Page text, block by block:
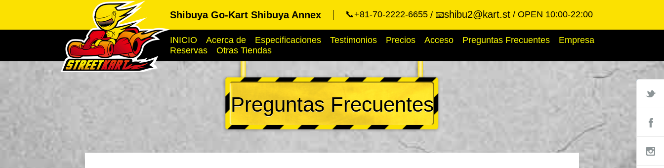
Shibuya Go-Kart Shibuya Annex 📞+81-70-2222-6655 📧shibu2@kart.st OPEN 10:00-22:00
INICIO Acerca de Especificaciones Testimonios Precios Acceso Preguntas Frecuentes
Empresa
Reservas
Otras Tiendas
Preguntas Frecuentes